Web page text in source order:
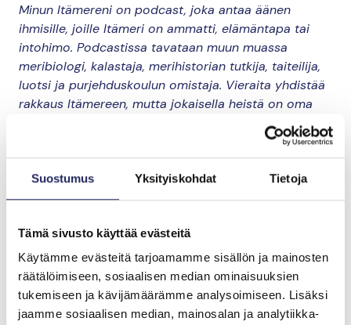
Suostumus Yksityiskohdat Tietoja
Tämä sivusto käyttää evästeitä
Käytämme evästeitä tarjoamamme sisällön ja mainosten
räätälöimiseen, sosiaalisen median ominaisuuksien
tukemiseen ja kävijämäärämme analysoimiseen. Lisäksi
jaamme sosiaalisen median, mainosalan ja analytiikka-
Minun Itämereni on podcast, joka antaa äänen
ihmisille, joille Itämeri on ammatti, elämäntapa tai
intohimo. Podcastissa tavataan muun muassa
meribiologi, kalastaja, merihistorian tutkija, taiteilija,
luotsi ja purjehduskoulun omistaja. Vieraita yhdistää
rakkaus Itämereen, mutta jokaisella heistä on oma
Minun Itämereni -
podcastissa vieraat kertovat tärkeimmät Itämereen
liittyvät tarinansa.